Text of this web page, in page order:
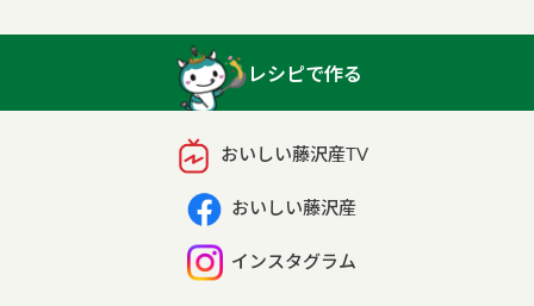
レシピで作る
おいしい藤沢産TV
おいしい藤沢産
インスタグラム